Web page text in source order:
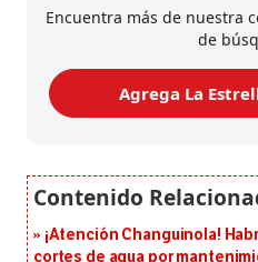
Encuentra más de nuestra
de
Agrega La
¡Atención Changuinola!
cortes de agua por